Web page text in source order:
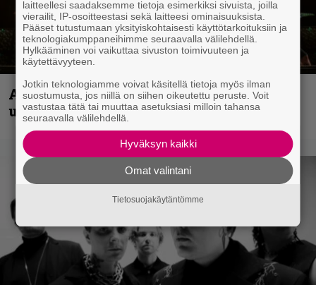
Anthrax vie katsojat keikkatunnelmiin
uudella videollaan
laitteellesi saadaksemme tietoja esimerkiksi sivuista, joilla
vierailit, IP-osoitteestasi sekä laitteesi ominaisuuksista.
Pääset tutustumaan yksityiskohtaisesti käyttötarkoituksiin ja
teknologiakumppaneihimme seuraavalla välilehdellä.
Hylkääminen voi vaikuttaa sivuston toimivuuteen ja
käytettävyyteen.
Jotkin teknologiamme voivat käsitellä tietoja myös ilman
suostumusta, jos niillä on siihen oikeutettu peruste. Voit
vastustaa tätä tai muuttaa asetuksiasi milloin tahansa
seuraavalla välilehdellä.
Hyväksyn kaikki
Omat valintani
Tietosuojakäytäntömme